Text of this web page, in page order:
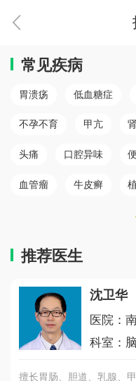
常见疾病
胃溃疡 低血糖症
不孕不育 甲亢
头痛 口腔异味
血管瘤 牛皮癣
脾
腰椎间盘突出
推荐医生
沈卫华
医院：
科室：
擅长胃肠、胆道、乳腺、